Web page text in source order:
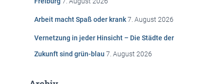
Arbeit macht Spaß oder krank7. August 2026
Vernetzung in jeder Hinsicht – Die Städte der
Zukunft sind grün-blau 7. August 2026